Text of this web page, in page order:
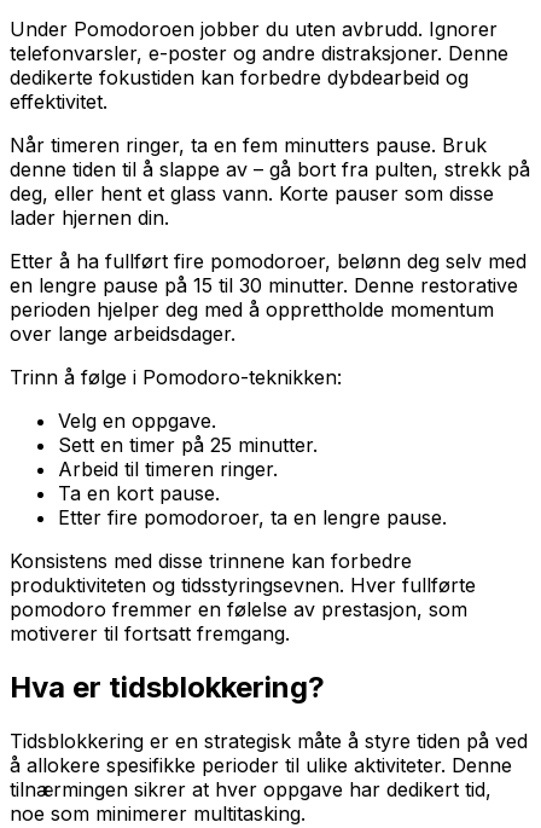
Under Pomodoroen jobber du uten avbrudd. Ignorer
telefonvarsler, e-poster og andre distraksjoner. Denne
dedikerte fokustiden kan forbedre dybdearbeid og
effektivitet.
Når timeren ringer, ta en fem minutters pause. Bruk
denne tiden til å slappe av – gå bort fra pulten, strekk på
deg, eller hent et glass vann. Korte pauser som disse
lader hjernen din.
Etter å ha fullført fire pomodoroer, belønn deg selv med
en lengre pause på 15 til 30 minutter. Denne restorative
perioden hjelper deg med å opprettholde momentum
over lange arbeidsdager.
Trinn å følge i Pomodoro-teknikken:
Velg en oppgave.
Sett en timer på 25 minutter.
Arbeid til timeren ringer.
Ta en kort pause.
Etter fire pomodoroer, ta en lengre pause.
Konsistens med disse trinnene kan forbedre
produktiviteten og tidsstyringsevnen. Hver fullførte
pomodoro fremmer en følelse av prestasjon, som
motiverer til fortsatt fremgang.
Hva er tidsblokkering?
Tidsblokkering er en strategisk måte å styre tiden på ved
å allokere spesifikke perioder til ulike aktiviteter. Denne
tilnærmingen sikrer at hver oppgave har dedikert tid,
noe som minimerer multitasking.